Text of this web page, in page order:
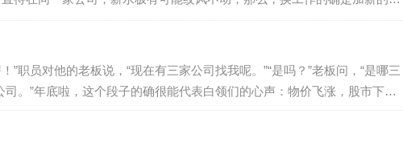
作却加不了薪，甚至薪水还被七折八扣，不一定都如自己的意拿到更高的
么有人加薪，有人却是减薪？关键只看一个：相关性！新旧工作之间具有
弹跳的幅度愈大；愈不具相关性，很有可能不只加不了薪，还会被减薪。高
诀！职务相关，薪水加一些！行业相关，再加一些！客…
”职员对他的老板说，“现在有三家公司找我呢。”“是吗？”老板问，“是哪三
司。”年底啦，这个段子的确很能代表白领们的心声：物价飞涨，股市下
“加薪，谁不愿意啊？但主动找老板